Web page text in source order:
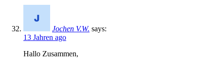
Jochen V.W. says:
13 Jahren ago
Hallo Zusammen,